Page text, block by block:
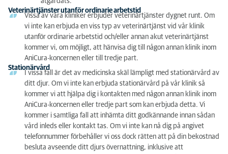
Veterinärtjänster utanför ordinarie arbetstid
Vissa av våra kliniker erbjuder veterinärtjänster dygnet runt. Om
vi inte kan erbjuda en viss typ av veterinärtjänst vid vår klinik
utanför ordinarie arbetstid och/eller annan akut veterinärtjänst
kommer vi, om möjligt, att hänvisa dig till någon annan klinik inom
AniCura-koncernen eller till tredje part.
Stationärvård
I vissa fall är det av medicinska skäl lämpligt med stationärvård av
ditt djur. Om vi inte kan erbjuda stationärvård på vår klinik så
kommer vi att hjälpa dig i kontakten med någon annan klinik inom
AniCura-koncernen eller tredje part som kan erbjuda detta. Vi
kommer i samtliga fall att inhämta ditt godkännande innan sådan
vård inleds eller kontakt tas. Om vi inte kan nå dig på angivet
telefonnummer förbehåller vi oss dock rätten att på din bekostnad
besluta avseende ditt djurs övernattning, inklusive att